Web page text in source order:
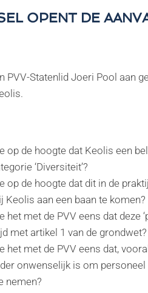
OPENT DE
PVV-Statenlid Joeri Pool aan
op de hoogte dat Keolis een
‘Diversiteit’?
op de hoogte dat dit in de
Keolis aan een baan te komen?
het met de PVV eens dat
met artikel 1 van de grondwet?
het met de PVV eens dat,
onwenselijk is om
nemen?